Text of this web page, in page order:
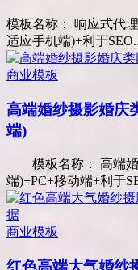
模板名称： 响应式代
适应手机端)+利于
商业模板
高端婚纱摄影婚庆
端)
模板名称： 高端婚
端)+PC+移动端+利于
商业模板
红色高端大气婚纱